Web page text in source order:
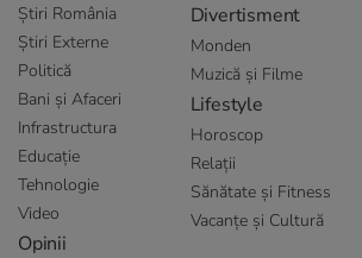
Știri România
Știri Externe
Politică
Bani și Afaceri
Infrastructura
Educație
Tehnologie
Video
Opinii
Divertisment
Monden
Muzică și Filme
Lifestyle
Horoscop
Relații
Sănătate și Fitness
Vacanțe și Cultură